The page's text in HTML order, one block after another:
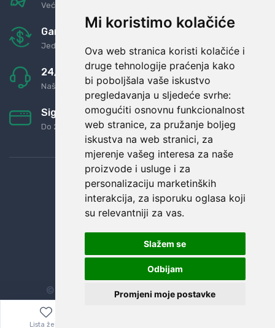
Mi koristimo kolačiće
Ova web stranica koristi kolačiće i
druge tehnologije praćenja kako
bi poboljšala vaše iskustvo
pregledavanja u sljedeće svrhe:
omogućiti osnovnu funkcionalnost
web stranice, za pružanje boljeg
iskustva na web stranici, za
mjerenje vašeg interesa za naše
proizvode i usluge i za
personalizaciju marketinških
interakcija, za isporuku oglasa koji
su relevantniji za vas.
Slažem se
Odbijam
Promjeni moje postavke
Već za nekoliko dana kod vas
Garancija u povrat novaca
Jednostavno pravilo: Roba za novac
24/7 odlična podrška
Naši agenti uvijek na raspolaganju
Sigurno obročno plaćanje
Do 24 rata bez kamata
© Sva prava zadržana. Dopi grupa d.o.o.
Lista želja